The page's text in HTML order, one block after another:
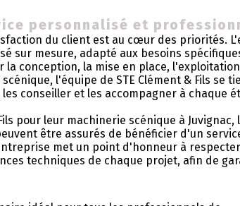
personnalisé et
du client est au cœur des priorités.
sur mesure, adapté aux besoins
la conception, la mise en place,
l'équipe de STE Clément & Fils se
conseiller et les accompagner à chaque
pour leur machinerie scénique à Juvignac,
être assurés de bénéficier d'un
met un point d'honneur à
techniques de chaque projet, afin de